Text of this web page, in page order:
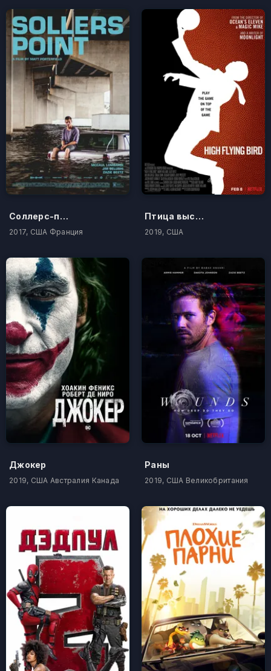
Соллерс-пойнт
2017, США Франция
Птица высокого полёта
2019, США
Джокер
2019, США Австралия Канада
Раны
2019, США Великобритания